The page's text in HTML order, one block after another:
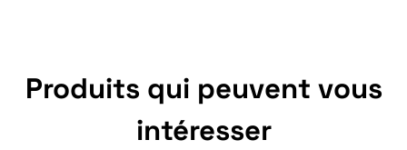
Produits qui peuvent vous
intéresser